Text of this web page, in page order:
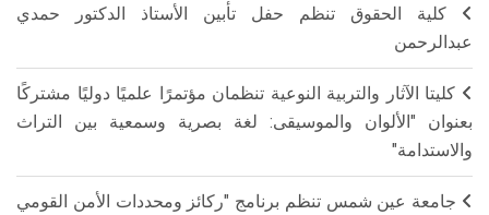
كلية الحقوق تنظم حفل تأبين الأستاذ الدكتور حمدي
عبدالرحمن
كليتا الآثار والتربية النوعية تنظمان مؤتمرًا علميًا دوليًا مشتركًا
بعنوان "الألوان والموسيقى: لغة بصرية وسمعية بين التراث
والاستدامة"
جامعة عين شمس تنظم برنامج "ركائز ومحددات الأمن القومي